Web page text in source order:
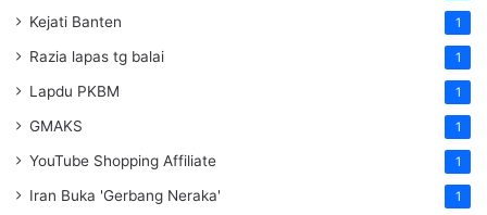
Kejati Banten 1
Razia lapas tg balai 1
Lapdu PKBM 1
GMAKS 1
YouTube Shopping Affiliate 1
Iran Buka 'Gerbang Neraka' 1